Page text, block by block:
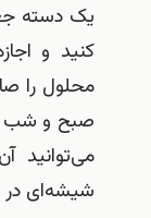
یک دسته جعفری
محلول را صاف و
صبح و شب از این
شیشه‌ای در بسته